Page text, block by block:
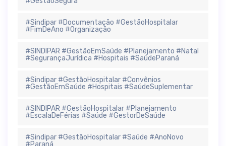
#Sindipar #Documentação #GestãoHospitalar
#FimDeAno #Organização
#SINDIPAR #GestãoEmSaúde #Planejamento #Natal
#SegurançaJurídica #Hospitais #SaúdeParaná
#Sindipar #GestãoHospitalar #Convênios
#GestãoEmSaúde #Hospitais #SaúdeSuplementar
#SINDIPAR #GestãoHospitalar #Planejamento
#EscalaDeFérias #Saúde #GestorDeSaúde
#Sindipar #GestãoHospitalar #Saúde #AnoNovo
#Paraná